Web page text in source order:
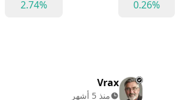
0.26%
2.74%
Vrax
منذ 5 أشهر